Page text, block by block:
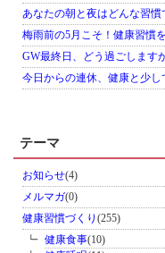
あなたの朝と夜はどんな習慣
梅雨前の5月こそ！健康習慣
GW最終日、どう過ごします
今日からの連休、健康と少し
テーマ
お知らせ(4)
メルマガ(0)
健康習慣づくり (255)
健康食事(10)